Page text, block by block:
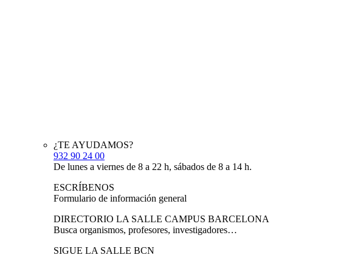
¿TE AYUDAMOS?
932 90 24 00
De lunes a viernes de 8 a 22 h, sábados de 8 a 14 h.
ESCRÍBENOS
Formulario de información general
DIRECTORIO LA SALLE CAMPUS BARCELONA
Busca organismos, profesores, investigadores…
SIGUE LA SALLE BCN